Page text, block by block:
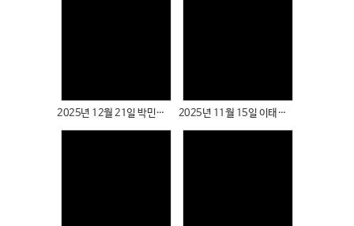
2025년 12월 21일 박민호, 오주희 성도님 2025년 11월 15일 이태옥, 김태훈 성도님